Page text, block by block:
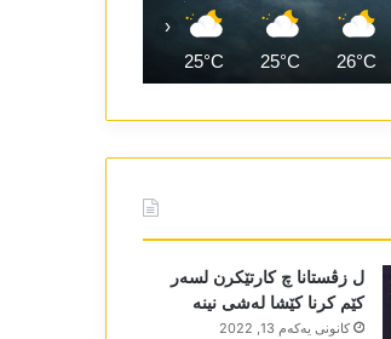
26°C
25°C
25°C
‹
ل زڤستانا چ کارتێکرن لسەر
کێم کرنا کێشا لەشی نینە
كانونی یه‌كه‌م 13, 2022